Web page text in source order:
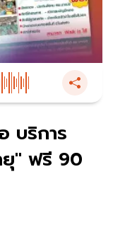
บริการ
ยุ" ฟรี 90